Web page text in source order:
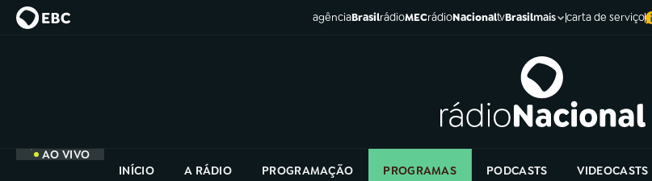
agênciaBrasilrádioMECrádioNacionaltvBrasilmais carta de serviço
AO VIVO
INÍCIO
A RÁDIO PROGRAMAÇÃO PROGRAMAS PODCASTS VIDEOCASTS